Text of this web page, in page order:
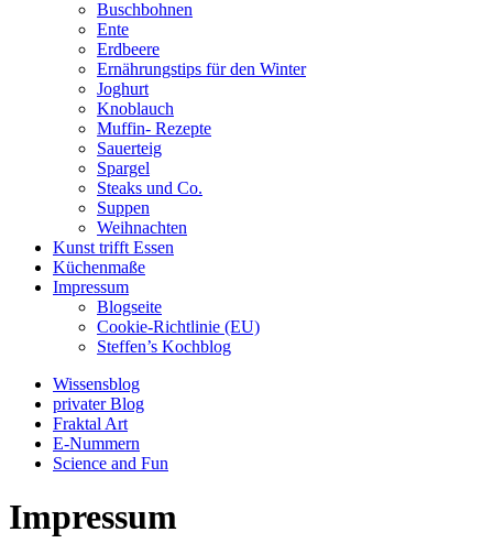
Buschbohnen
Ente
Erdbeere
Ernährungstips für den Winter
Joghurt
Knoblauch
Muffin- Rezepte
Sauerteig
Spargel
Steaks und Co.
Suppen
Weihnachten
Kunst trifft Essen
Küchenmaße
Impressum
Blogseite
Cookie-Richtlinie (EU)
Steffen’s Kochblog
Wissensblog
privater Blog
Fraktal Art
E-Nummern
Science and Fun
Impressum